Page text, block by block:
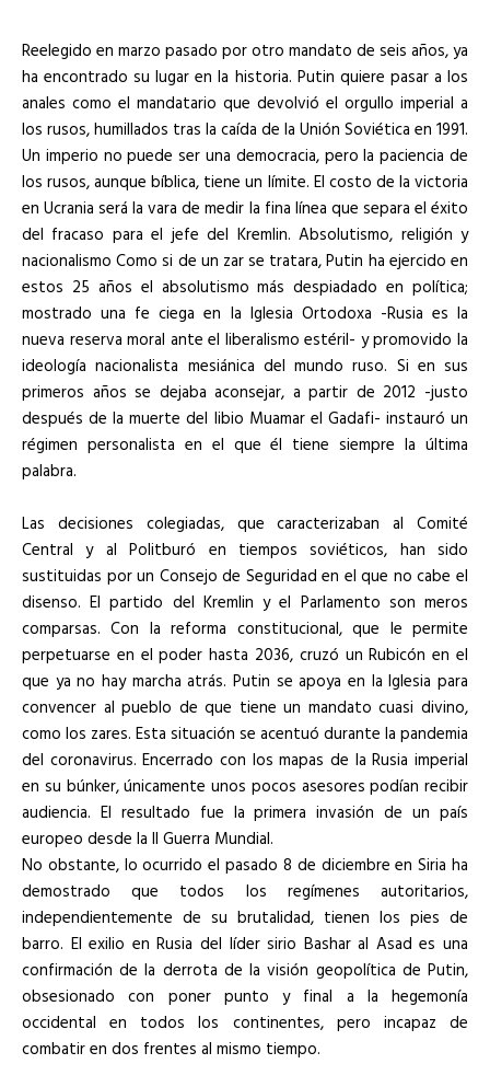
Reelegido en marzo pasado por otro mandato de seis años, ya
ha encontrado su lugar en la historia. Putin quiere pasar a los
anales como el mandatario que devolvió el orgullo imperial a
los rusos, humillados tras la caída de la Unión Soviética en 1991.
Un imperio no puede ser una democracia, pero la paciencia de
los rusos, aunque bíblica, tiene un límite. El costo de la victoria
en Ucrania será la vara de medir la fina línea que separa el éxito
del fracaso para el jefe del Kremlin. Absolutismo, religión y
nacionalismo Como si de un zar se tratara, Putin ha ejercido en
estos 25 años el absolutismo más despiadado en política;
mostrado una fe ciega en la Iglesia Ortodoxa -Rusia es la
nueva reserva moral ante el liberalismo estéril- y promovido la
ideología nacionalista mesiánica del mundo ruso. Si en sus
primeros años se dejaba aconsejar, a partir de 2012 -justo
después de la muerte del libio Muamar el Gadafi- instauró un
régimen personalista en el que él tiene siempre la última
palabra.
Las decisiones colegiadas, que caracterizaban al Comité
Central y al Politburó en tiempos soviéticos, han sido
sustituidas por un Consejo de Seguridad en el que no cabe el
disenso. El partido del Kremlin y el Parlamento son meros
comparsas. Con la reforma constitucional, que le permite
perpetuarse en el poder hasta 2036, cruzó un Rubicón en el
que ya no hay marcha atrás. Putin se apoya en la Iglesia para
convencer al pueblo de que tiene un mandato cuasi divino,
como los zares. Esta situación se acentuó durante la pandemia
del coronavirus. Encerrado con los mapas de la Rusia imperial
en su búnker, únicamente unos pocos asesores podían recibir
audiencia. El resultado fue la primera invasión de un país
europeo desde la II Guerra Mundial.
No obstante, lo ocurrido el pasado 8 de diciembre en Siria ha
demostrado que todos los regímenes autoritarios,
independientemente de su brutalidad, tienen los pies de
barro. El exilio en Rusia del líder sirio Bashar al Asad es una
confirmación de la derrota de la visión geopolítica de Putin,
obsesionado con poner punto y final a la hegemonía
occidental en todos los continentes, pero incapaz de
combatir en dos frentes al mismo tiempo.